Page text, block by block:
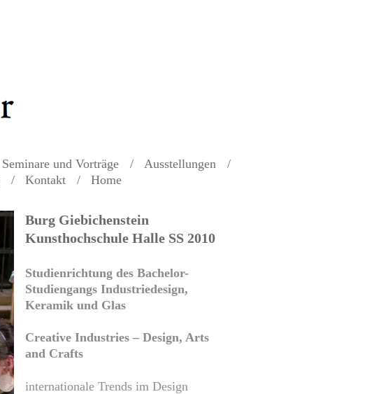
Seminare und Vorträge
Ausstellungen
Kontakt Home
Burg Giebichenstein
Kunsthochschule Halle SS 2010
Studienrichtung des Bachelor-
Studiengangs Industriedesign,
Keramik und Glas
Creative Industries – Design, Arts
and Crafts
internationale Trends im Design